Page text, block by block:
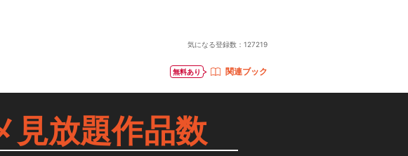
気になる登録数： 127219
無料あり 関連ブック
見放題作品数